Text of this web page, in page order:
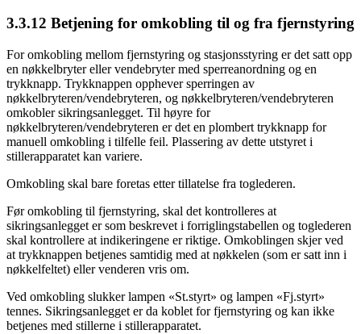
3.3.12 Betjening for omkobling til og fra fjernstyring
For omkobling mellom fjernstyring og stasjonsstyring er det satt opp
en nøkkelbryter eller vendebryter med sperreanordning og en
trykknapp. Trykknappen opphever sperringen av
nøkkelbryteren/vendebryteren, og nøkkelbryteren/vendebryteren
omkobler sikringsanlegget. Til høyre for
nøkkelbryteren/vendebryteren er det en plombert trykknapp for
manuell omkobling i tilfelle feil. Plassering av dette utstyret i
stillerapparatet kan variere.
Omkobling skal bare foretas etter tillatelse fra toglederen.
Før omkobling til fjernstyring, skal det kontrolleres at
sikringsanlegget er som beskrevet i forriglingstabellen og toglederen
skal kontrollere at indikeringene er riktige. Omkoblingen skjer ved
at trykknappen betjenes samtidig med at nøkkelen (som er satt inn i
nøkkelfeltet) eller venderen vris om.
Ved omkobling slukker lampen «St.styrt» og lampen «Fj.styrt»
tennes. Sikringsanlegget er da koblet for fjernstyring og kan ikke
betjenes med stillerne i stillerapparatet.